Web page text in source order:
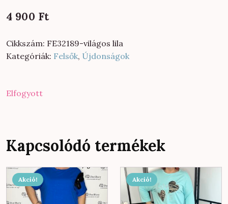
4 900 Ft
Cikkszám: FE32189-világos lila
Kategóriák: Felsők, Újdonságok
Elfogyott
Kapcsolódó termékek
Akció!
Ennek
a
terméknek
Akció!